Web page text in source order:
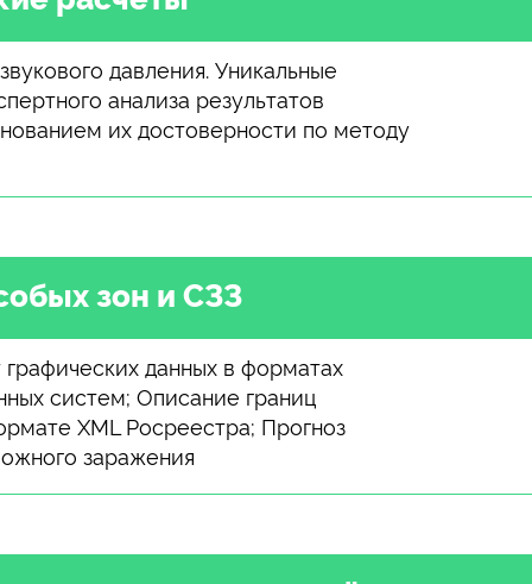
давления. Уникальные
анализа результатов
их достоверности по методу
зон и СЗЗ
данных в форматах
систем; Описание границ
XML Росреестра; Прогноз
заражения